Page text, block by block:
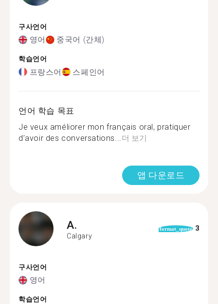
구사언어
영어 중국어 (간체)
학습언어
프랑스어 스페인어
언어 학습 목표
Je veux améliorer mon français oral, pratiquer
d’avoir des conversations... 더 보기
앱 다운로드
A.
Calgary
format_quote 3
구사언어
영어
학습언어